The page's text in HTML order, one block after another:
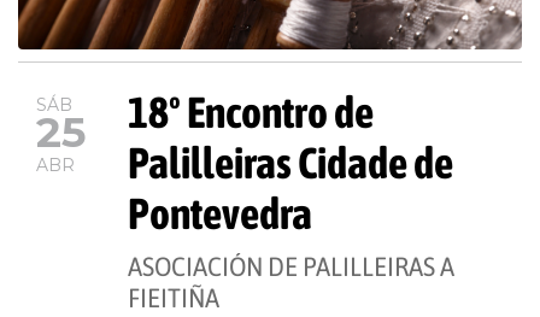
SÁB
25
ABR
18º Encontro de
Palilleiras Cidade de
Pontevedra
ASOCIACIÓN DE PALILLEIRAS A
FIEITIÑA